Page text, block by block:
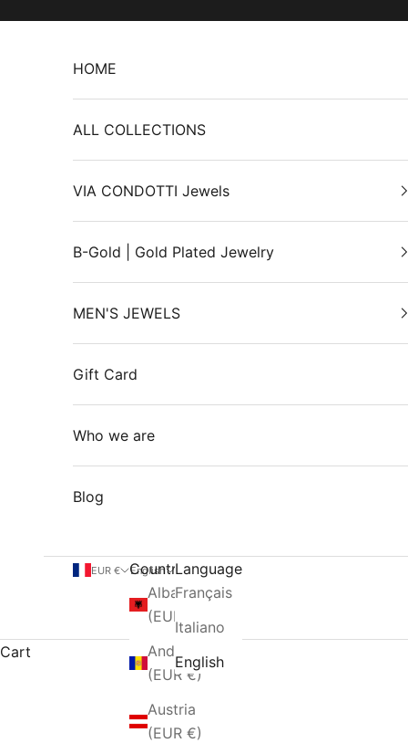
HOME
ALL COLLECTIONS
VIA CONDOTTI Jewels
B-Gold | Gold Plated Jewelry
MEN'S JEWELS
Gift Card
Who we are
Blog
EUR €
Country
Albania
Andorra
(EUR €)
Austria
(EUR €)
English
Language
Français
Italiano
English
Cart